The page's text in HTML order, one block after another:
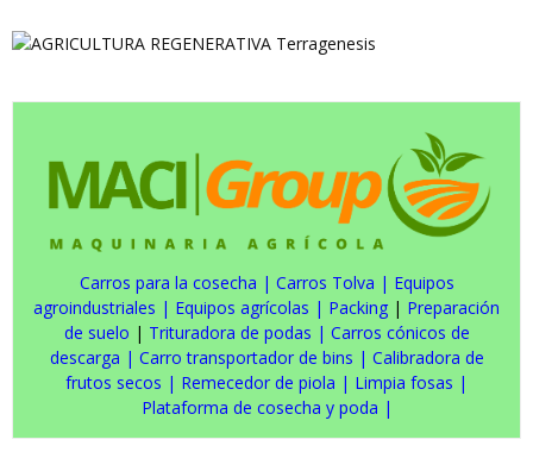
Carros para la cosecha | Carros Tolva | Equipos
agroindustriales | Equipos agrícolas | Packing | Preparación
de suelo | Trituradora de podas | Carros cónicos de
descarga | Carro transportador de bins | Calibradora de
frutos secos | Remecedor de piola | Limpia fosas |
Plataforma de cosecha y poda |